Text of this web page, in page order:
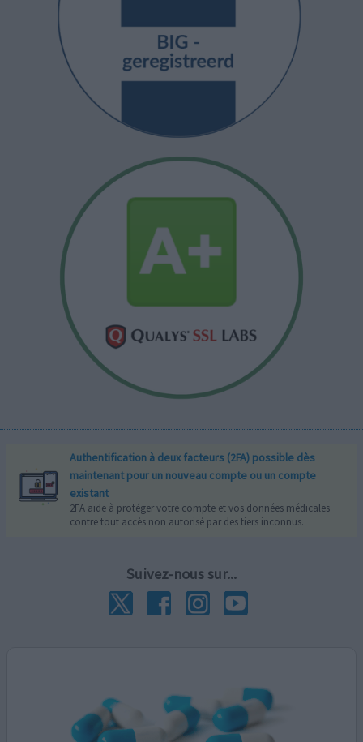
Authentification à deux facteurs (2FA) possible dès
maintenant pour un nouveau compte ou un compte
existant
2FA aide à protéger votre compte et vos données médicales
contre tout accès non autorisé par des tiers inconnus.
Suivez-nous sur...